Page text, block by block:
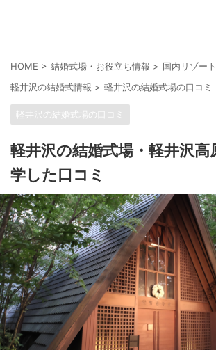
HOME > 結婚式場・お役立ち情報 > 国内リゾー
軽井沢の結婚式情報 > 軽井沢の結婚式場の口コミ
軽井沢の結婚式場の口コミ
軽井沢の結婚式場・軽井沢高
学した口コミ